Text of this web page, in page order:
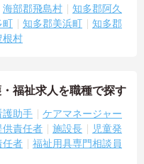
海部郡飛島村
知多郡阿久
町 知多郡美浜町
知多郡
根村
福祉求人を職種で探す
護助手
ケアマネージャー
供責任者 施設長
児童発
任者
福祉用具専門相談員